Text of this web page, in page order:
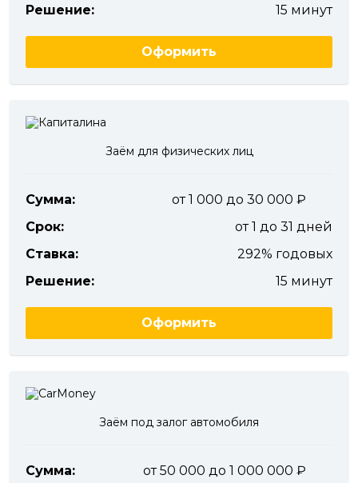
Решение:
15 минут
Оформить
Заём для физических лиц
Сумма:
от 1 000 до 30 000
Срок:
от 1 до 31 дней
Ставка:
292% годовых
Решение:
15 минут
Оформить
Заём под залог автомобиля
Сумма:
от 50 000 до 1 000 000